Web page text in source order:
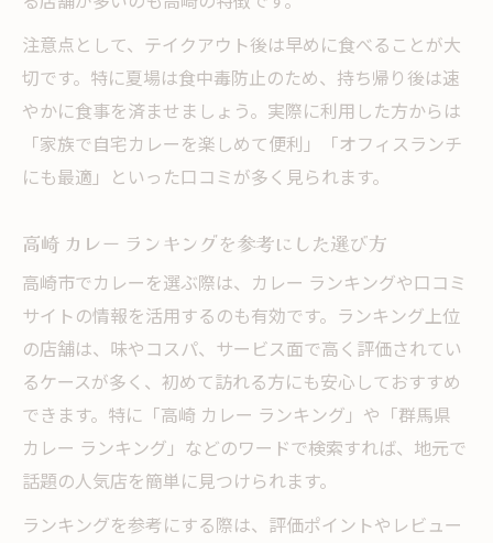
注意点として、テイクアウト後は早めに食べることが大
切です。特に夏場は食中毒防止のため、持ち帰り後は速
やかに食事を済ませましょう。実際に利用した方からは
「家族で自宅カレーを楽しめて便利」「オフィスランチ
にも最適」といった口コミが多く見られます。
高崎 カレー ランキングを参考にした選び方
高崎市でカレーを選ぶ際は、カレー ランキングや口コミ
サイトの情報を活用するのも有効です。ランキング上位
の店舗は、味やコスパ、サービス面で高く評価されてい
るケースが多く、初めて訪れる方にも安心しておすすめ
できます。特に「高崎 カレー ランキング」や「群馬県
カレー ランキング」などのワードで検索すれば、地元で
話題の人気店を簡単に見つけられます。
ランキングを参考にする際は、評価ポイントやレビュー